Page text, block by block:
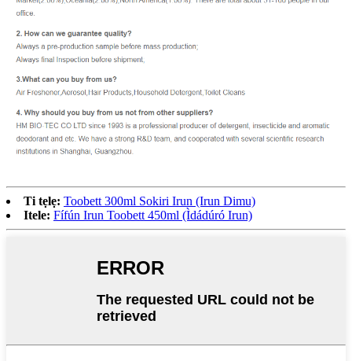
Ti tẹlẹ: Toobett 300ml Sokiri Irun (Irun Dimu)
Itele: Fífún Irun Toobett 450ml (Ìdádúró Irun)